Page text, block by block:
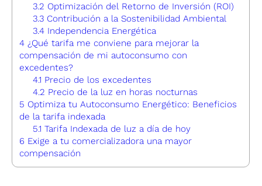
3.2 Optimización del Retorno de Inversión (ROI)
3.3 Contribución a la Sostenibilidad Ambiental
3.4 Independencia Energética
4 ¿Qué tarifa me conviene para mejorar la
compensación de mi autoconsumo con
excedentes?
4.1 Precio de los excedentes
4.2 Precio de la luz en horas nocturnas
5 Optimiza tu Autoconsumo Energético: Beneficios
de la tarifa indexada
5.1 Tarifa Indexada de luz a día de hoy
6 Exige a tu comercializadora una mayor
compensación